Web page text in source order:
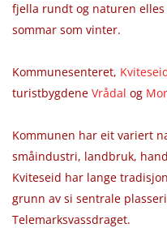
fjella rundt og naturen
sommar som vinter.
Kommunesenteret,
turistbygdene Vrådal og
Kommunen har eit variert
småindustri, landbruk,
Kviteseid har lange
grunn av si sentrale
Telemarksvassdraget.